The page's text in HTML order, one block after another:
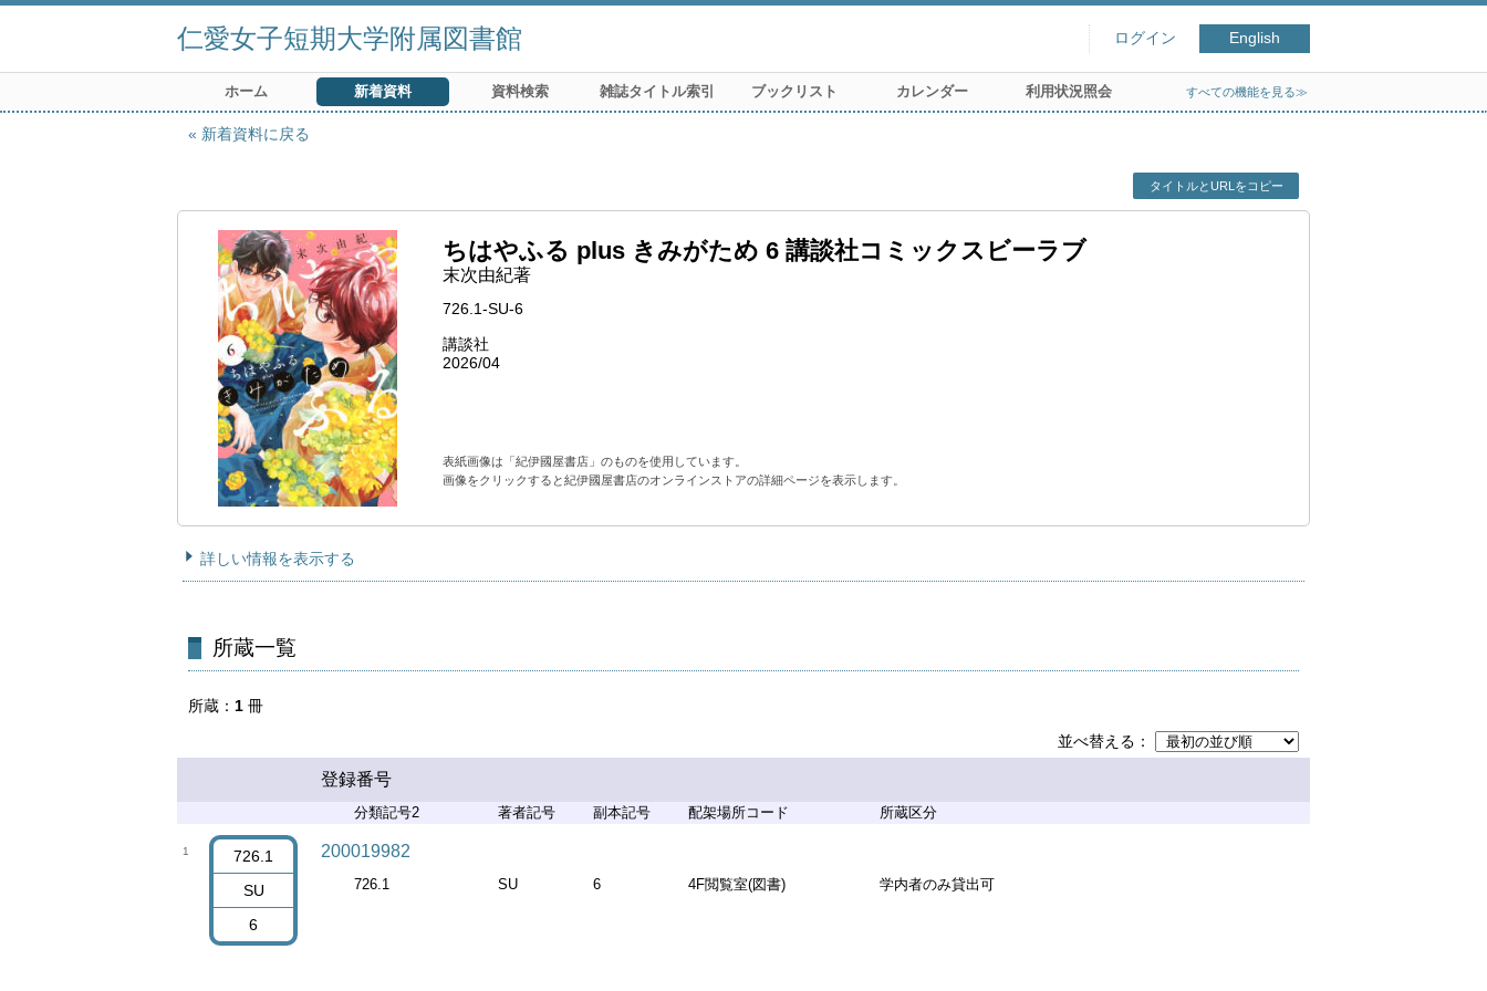
仁愛女子短期大学附属図書館 ログイン English
ホーム 新着資料 資料検索 雑誌タイトル索引 ブックリスト カレンダー 利用状況照会 すべての機能を見る≫
新着資料に戻る
タイトルとURLをコピー
ちはやふる plus きみがため 6 講談社コミックスビーラブ
末次由紀著
726.1-SU-6
講談社
2026/04
表紙画像は「紀伊國屋書店」のものを使用しています。
画像をクリックすると紀伊國屋書店のオンラインストアの詳細ページを表示します。
詳しい情報を表示する
所蔵一覧
所蔵 1 冊
並べ替える
登録番号
分類記号2 著者記号 副本記号 配架場所コード 所蔵区分
1
726.1
SU
6
200019982
726.1 SU 6 4F閲覧室(図書) 学内者のみ貸出可